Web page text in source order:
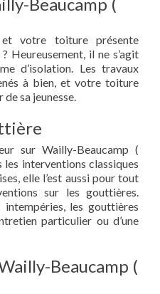
votre toiture présente
Heureusement, il ne s’agit
d’isolation. Les travaux
à bien, et votre toiture
sa jeunesse.
sur Wailly-Beaucamp (
interventions classiques
elle l’est aussi pour tout
sur les gouttières.
intempéries, les gouttières
particulier ou d’une
Beaucamp (